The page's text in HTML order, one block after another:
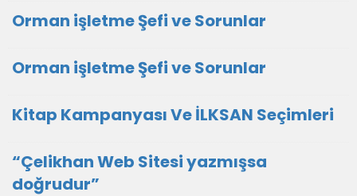
Orman işletme Şefi ve Sorunlar
Orman işletme Şefi ve Sorunlar
Kitap Kampanyası Ve İLKSAN Seçimleri
“Çelikhan Web Sitesi yazmışsa
doğrudur”